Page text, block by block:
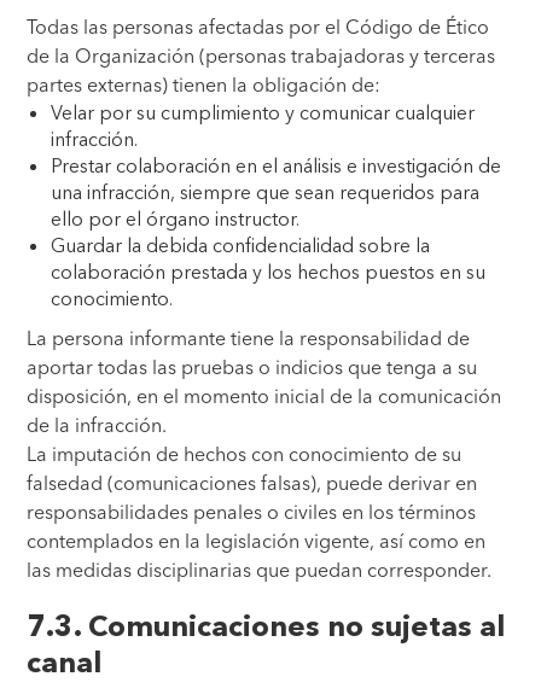
Todas las personas afectadas por el Código de Ético
de la Organización (personas trabajadoras y terceras
partes externas) tienen la obligación de:
Velar por su cumplimiento y comunicar cualquier
infracción.
Prestar colaboración en el análisis e investigación de
una infracción, siempre que sean requeridos para
ello por el órgano instructor.
Guardar la debida confidencialidad sobre la
colaboración prestada y los hechos puestos en su
conocimiento.
La persona informante tiene la responsabilidad de
aportar todas las pruebas o indicios que tenga a su
disposición, en el momento inicial de la comunicación
de la infracción.
La imputación de hechos con conocimiento de su
falsedad (comunicaciones falsas), puede derivar en
responsabilidades penales o civiles en los términos
contemplados en la legislación vigente, así como en
las medidas disciplinarias que puedan corresponder.
7.3. Comunicaciones no sujetas al
canal